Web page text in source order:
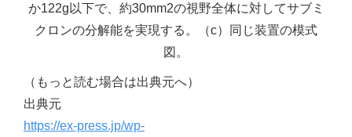
か122g以下で、約30mm2の視野全体に対してサブミ
クロンの分解能を実現する。（c）同じ装置の模式
図。
（もっと読む場合は出典元へ）
出典元
https://ex-press.jp/wp-